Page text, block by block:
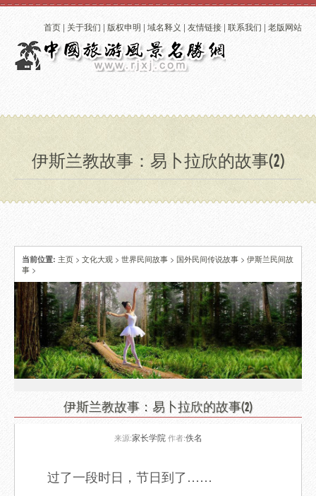
首页 | 关于我们 | 版权申明 | 域名释义 | 友情链接 | 联系我们 | 老版网站
伊斯兰教故事：易卜拉欣的故事(2)
当前位置: 主页 > 文化大观 > 世界民间故事 > 国外民间传说故事 > 伊斯兰民间故
事 >
伊斯兰教故事：易卜拉欣的故事(2)
来源:家长学院作者:佚名
过了一段时日，节日到了……